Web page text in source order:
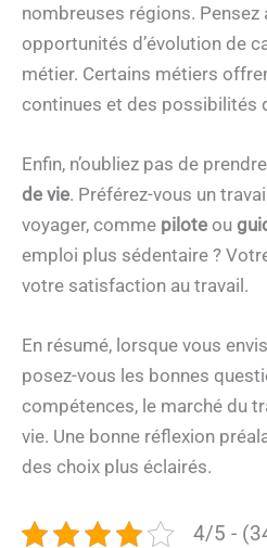
nombreuses régions. Pensez
opportunités d’évolution de
métier. Certains métiers
continues et des possibilités
Enfin, n’oubliez pas de
de vie. Préférez-vous un
voyager, comme pilote ou
emploi plus sédentaire ?
votre satisfaction au travail.
En résumé, lorsque vous
posez-vous les bonnes
compétences, le marché du
vie. Une bonne réflexion
des choix plus éclairés.
4/5 -